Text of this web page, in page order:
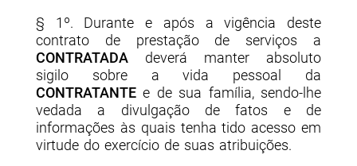
§ 1º. Durante e após a vigência deste
contrato de prestação de serviços a
CONTRATADAdeverá manter absoluto
sigilo sobre a vida pessoal da
CONTRATANTEe de sua família, sendo-lhe
vedada a divulgação de fatos e de
informações às quais tenha tido acesso em
virtude do exercício de suas atribuições.